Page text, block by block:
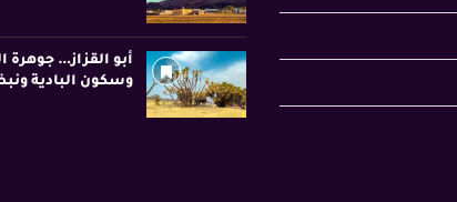
أبو القزاز… جوهرة
وسكون البادية